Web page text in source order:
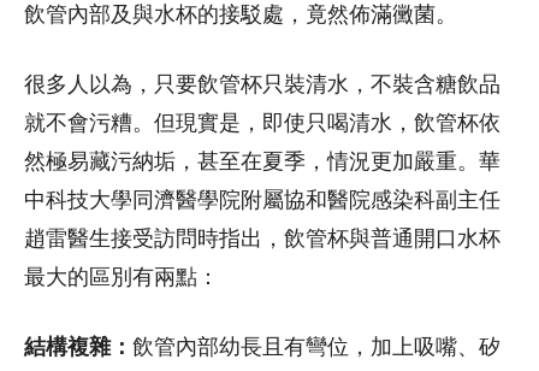
飲管內部及與水杯的接駁處，竟然佈滿黴菌。
很多人以為，只要飲管杯只裝清水，不裝含糖飲品
就不會污糟。但現實是，即使只喝清水，飲管杯依
然極易藏污納垢，甚至在夏季，情況更加嚴重。華
中科技大學同濟醫學院附屬協和醫院感染科副主任
趙雷醫生接受訪問時指出，飲管杯與普通開口水杯
最大的區別有兩點：
結構複雜： 飲管內部幼長且有彎位，加上吸嘴、矽